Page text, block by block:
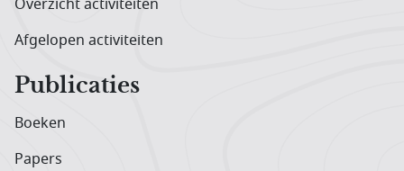
Afgelopen activiteiten
Publicaties
Boeken
Papers